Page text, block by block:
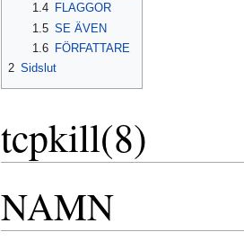
1.4
FLAGGOR
1.5 SE ÄVEN
1.6
FÖRFATTARE
2 Sidslut
tcpkill(8)
NAMN